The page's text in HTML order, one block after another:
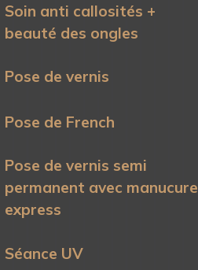
Soin anti callosités +
beauté des ongles
Pose de vernis
Pose de French
Pose de vernis semi
permanent avec manucure
express
Séance UV